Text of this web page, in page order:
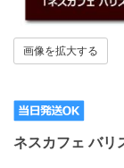
画像を拡大する
ネスカフェ バリ